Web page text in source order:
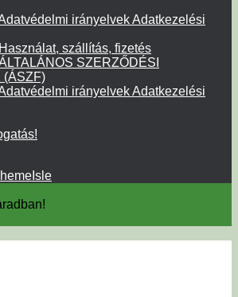
irányelvek Adatkezelési
szállítás, fizetés
SZERZŐDÉSI
(ÁSZF)
irányelvek Adatkezelési